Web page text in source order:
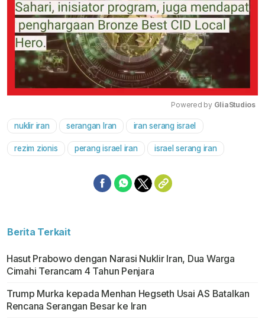
Powered by GliaStudios
nuklir iran serangan Iran iran serang israel
rezim zionis perang israel iran israel serang iran
Berita Terkait
Hasut Prabowo dengan Narasi Nuklir Iran, Dua Warga
Cimahi Terancam 4 Tahun Penjara
Trump Murka kepada Menhan Hegseth Usai AS Batalkan
Rencana Serangan Besar ke Iran